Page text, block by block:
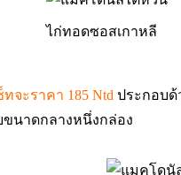
ไก่ทอดซอสเกาหลี
ทจะราคา 185 Ntd ประกอบด้
นาดกลางหนึ่งกล่อง